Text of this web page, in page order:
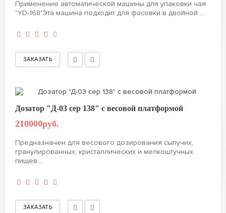
Применение автоматической машины для упаковки чая
"YD-168"Эта машина подходит для фасовки в двойной ...
Дозатор "Д-03 сер 138" с весовой платформой
210000руб.
Предназначен для весового дозирования сыпучих,
гранулированных, кристаллических и мелкоштучных
пищев...